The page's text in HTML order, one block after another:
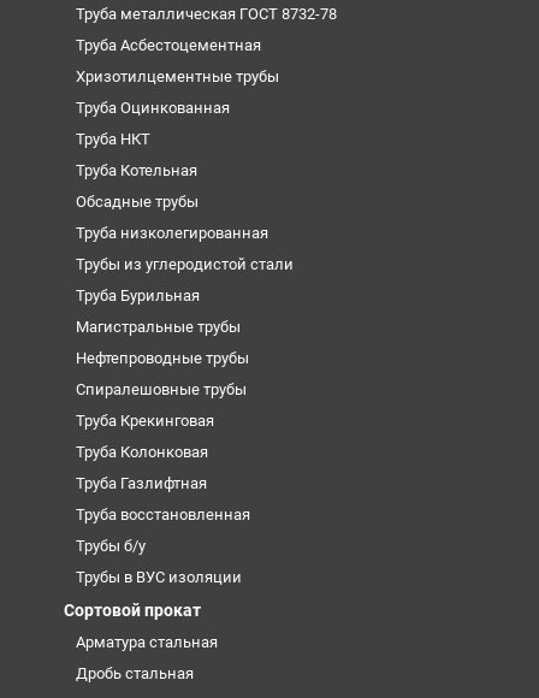
Труба металлическая ГОСТ 8732-78
Труба Асбестоцементная
Хризотилцементные трубы
Труба Оцинкованная
Труба НКТ
Труба Котельная
Обсадные трубы
Труба низколегированная
Трубы из углеродистой стали
Труба Бурильная
Магистральные трубы
Нефтепроводные трубы
Спиралешовные трубы
Труба Крекинговая
Труба Колонковая
Труба Газлифтная
Труба восстановленная
Трубы б/у
Трубы в ВУС изоляции
Сортовой прокат
Арматура стальная
Дробь стальная